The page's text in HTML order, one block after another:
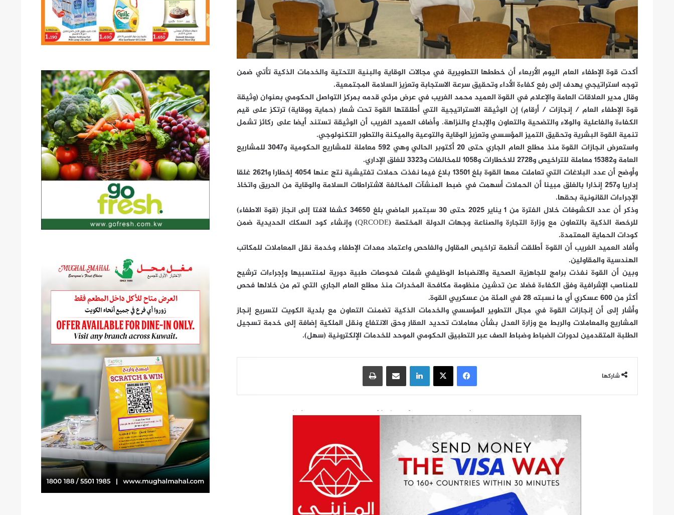
أكدت قوة الإطفاء العام اليوم الأربعاء أن خططها التطويرية في مجالات الوقاية والبنية التحتية والخدمات الذكية تأتي ضمن
توجه استراتيجي يهدف إلى رفع كفاءة الأداء وتحقيق سرعة الاستجابة وتعزيز السلامة المجتمعية.
وقال مدير العلاقات العامة والإعلام في القوة العميد محمد الغريب في عرض مرئي قدمه بمركز التواصل الحكومي بعنوان (وثيقة
قوة الإطفاء العام / إنجازات / أرقام) إن الوثيقة الاستراتيجية التي أطلقتها القوة تحت شعار (حماية ووقاية) ترتكز على قيم
الكفاءة والفاعلية والولاء والتضحية والتعاون والإبداع والنزاهة. وأضاف العميد الغريب أن الوثيقة تستند أيضا على ركائز تشمل
تنمية القوة البشرية وتحقيق التميز المؤسسي وتعزيز الوقاية والتوعية والميكنة والتطور التكنولوجي.
واستعرض انجازات القوة منذ مطلع العام الجاري حتى 20 أكتوبر الحالي وهي 592 معاملة للمشاريع الحكومية و3047 للمشاريع
العامة و15382 معاملة للتراخيص و2728 للاخطارات و1058 للمخالفات و3323 للغلق الإداري.
وأوضح أن عدد البلاغات التي تعاملت معها القوة بلغ 13501 بلاغ فيما نفذت حملات تفتيشية نتج عنها 4054 إخطارا و2621 غلقا
إداريا و257 إنذارا بالغلق مبينا أن الحملات أسهمت في ضبط المنشآت المخالفة لاشتراطات السلامة والوقاية من الحريق واتخاذ
الإجراءات القانونية بحقها.
وذكر أن عدد الكشوفات خلال الفترة من 1 يناير 2025 حتى 30 سبتمبر الماضي بلغ 34650 كشفا لافتا إلى انجاز (قوة الاطفاء)
للرخصة الذكية بالتعاون مع وزارة التجارة والصناعة وجهات الدولة المختصة (QRCODE) وإنشاء كود السكك الحديدية ضمن
كودات الحماية المعتمدة.
وأفاد العميد الغريب أن القوة أطلقت أنظمة تراخيص المقاول والفاحص واعتماد معدات الإطفاء وخدمة نقل المعاملات للمكاتب
الهندسية والمقاولين.
وبين أن القوة نفذت برامج للجاهزية الصحية والانضباط الوظيفي شملت فحوصات طبية دورية لمنتسبيها وإجراءات ترشيح
للمناصب الإشرافية وفق الكفاءة فضلا عن تدشين منظومة مكافحة المخدرات منذ مطلع العام الجاري التي تم من خلالها فحص
أكثر من 600 عسكري أي ما نسبته 28 في المئة من عسكريي القوة.
وأشار إلى أن إنجازات القوة في مجال التطوير المؤسسي والخدمات الذكية تضمنت التعاون مع بلدية الكويت لتسريع إنجاز
المشاريع والمعاملات والربط مع وزارة العدل بشأن معاملات تحديد العقار وحق الانتفاع ونقل الملكية إضافة إلى خدمة تسجيل
الطلبة المتقدمين لدورات الضباط وضباط الصف عبر التطبيق الحكومي الموحد للخدمات الإلكترونية (سهل).
شاركها
فيسبوك‫X لينكدإنمشاركة عبر البريد طباعة